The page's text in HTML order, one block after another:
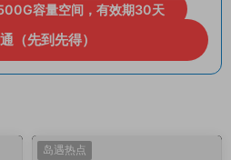
容量空间，有效期30天
（先到先得）
岛遇热点